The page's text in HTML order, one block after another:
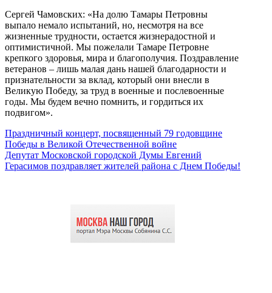
Сергей Чамовских: «На долю Тамары Петровны
выпало немало испытаний, но, несмотря на все
жизненные трудности, остается жизнерадостной и
оптимистичной. Мы пожелали Тамаре Петровне
крепкого здоровья, мира и благополучия. Поздравление
ветеранов – лишь малая дань нашей благодарности и
признательности за вклад, который они внесли в
Великую Победу, за труд в военные и послевоенные
годы. Мы будем вечно помнить, и гордиться их
подвигом».
Праздничный концерт, посвященный 79 годовщине
Победы в Великой Отечественной войне
Депутат Московской городской Думы Евгений
Герасимов поздравляет жителей района с Днем Победы!